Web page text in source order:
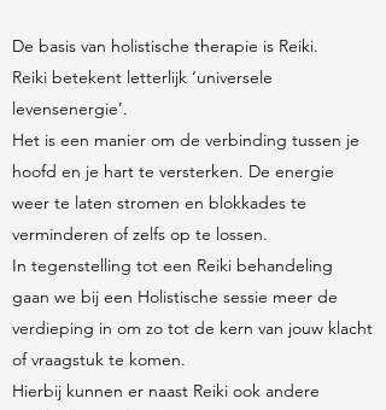
De basis van holistische therapie is Reiki.
Reiki betekent letterlijk ‘universele
levensenergie’.
Het is een manier om de verbinding tussen je
hoofd en je hart te versterken. De energie
weer te laten stromen en blokkades te
verminderen of zelfs op te lossen.
In tegenstelling tot een Reiki behandeling
gaan we bij een Holistische sessie meer de
verdieping in om zo tot de kern van jouw klacht
of vraagstuk te komen.
Hierbij kunnen er naast Reiki ook andere